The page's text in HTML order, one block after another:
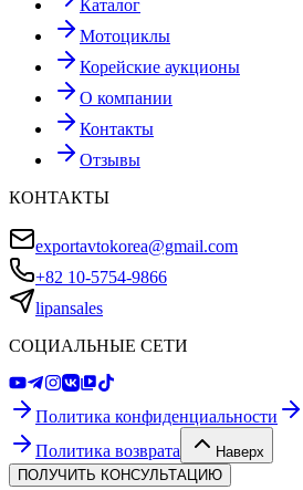
Каталог
Мотоциклы
Корейские аукционы
О компании
Контакты
Отзывы
КОНТАКТЫ
exportavtokorea@gmail.com
+82 10-5754-9866
lipansales
СОЦИАЛЬНЫЕ СЕТИ
Политика конфиденциальности
Политика возврата
Наверх
ПОЛУЧИТЬ КОНСУЛЬТАЦИЮ